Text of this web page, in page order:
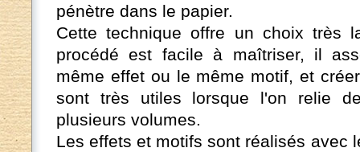
pénètre dans le papier.
Cette technique offre un choix très
procédé est facile à maîtriser, il
même effet ou le même motif, et
sont très utiles lorsque l'on relie
plusieurs volumes.
Les effets et motifs sont réalisés avec